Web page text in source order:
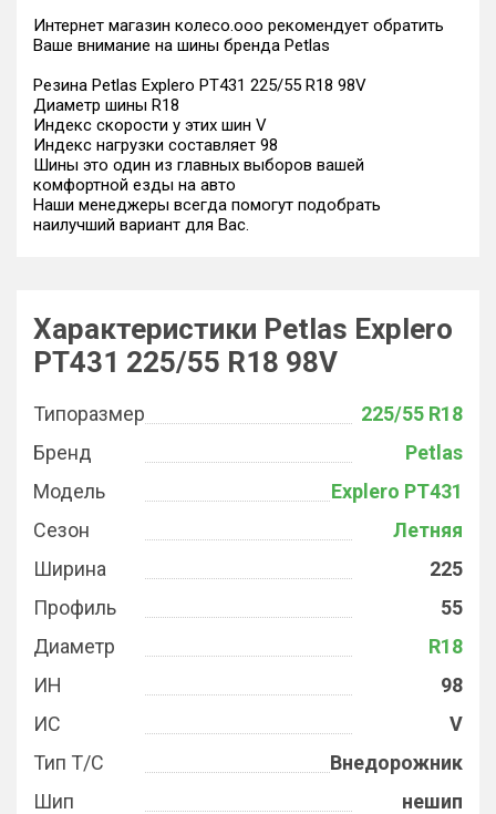
Интернет магазин колесо.ооо рекомендует обратить
Ваше внимание на шины бренда Petlas
Резина Petlas Explero PT431 225/55 R18 98V
Диаметр шины R18
Индекс скорости у этих шин V
Индекс нагрузки составляет 98
Шины это один из главных выборов вашей
комфортной езды на авто
Наши менеджеры всегда помогут подобрать
наилучший вариант для Вас.
Характеристики Petlas Explero
PT431 225/55 R18 98V
Типоразмер
225/55 R18
Бренд
Petlas
Модель
Explero PT431
Сезон
Летняя
Ширина
225
Профиль
55
Диаметр
R18
ИН
98
ИС
V
Тип Т/С
Внедорожник
Шип
нешип